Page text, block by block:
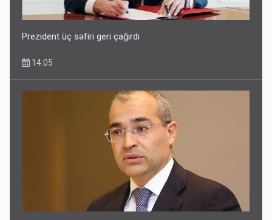
Prezident üç səfiri geri çağırdı
14:05